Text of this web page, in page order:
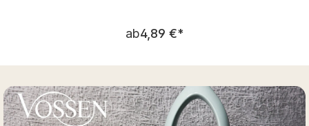
Regulärer Preis:
ab4,89 €*